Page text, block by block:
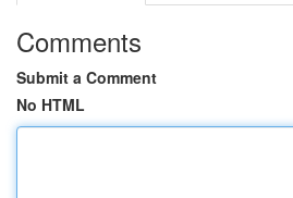
Comments
Submit a Comment
No HTML